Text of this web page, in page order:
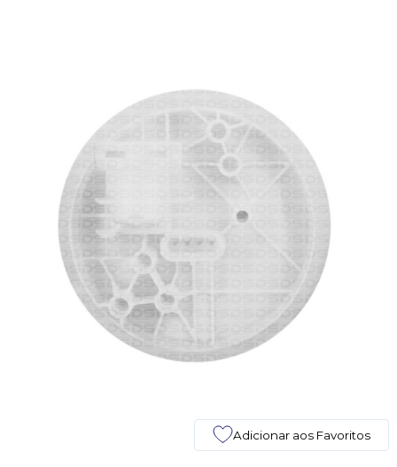
Adicionar aos Favoritos